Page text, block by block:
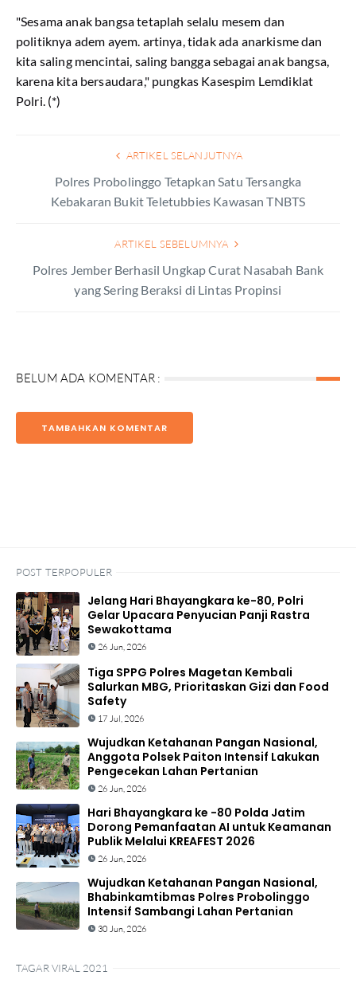
"Sesama anak bangsa tetaplah selalu mesem dan
politiknya adem ayem. artinya, tidak ada anarkisme dan
kita saling mencintai, saling bangga sebagai anak bangsa,
karena kita bersaudara," pungkas Kasespim Lemdiklat
Polri. (*)
ARTIKEL SELANJUTNYA
Polres Probolinggo Tetapkan Satu Tersangka
Kebakaran Bukit Teletubbies Kawasan TNBTS
ARTIKEL SEBELUMNYA
Polres Jember Berhasil Ungkap Curat Nasabah Bank
yang Sering Beraksi di Lintas Propinsi
BELUM ADA KOMENTAR :
TAMBAHKAN KOMENTAR
POST TERPOPULER
Jelang Hari Bhayangkara ke-80, Polri
Gelar Upacara Penyucian Panji Rastra
Sewakottama
26 Jun, 2026
Tiga SPPG Polres Magetan Kembali
Salurkan MBG, Prioritaskan Gizi dan Food
Safety
17 Jul, 2026
Wujudkan Ketahanan Pangan Nasional,
Anggota Polsek Paiton Intensif Lakukan
Pengecekan Lahan Pertanian
26 Jun, 2026
Hari Bhayangkara ke -80 Polda Jatim
Dorong Pemanfaatan AI untuk Keamanan
Publik Melalui KREAFEST 2026
26 Jun, 2026
Wujudkan Ketahanan Pangan Nasional,
Bhabinkamtibmas Polres Probolinggo
Intensif Sambangi Lahan Pertanian
30 Jun, 2026
TAGAR VIRAL 2021